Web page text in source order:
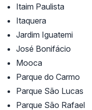
Itaim Paulista
Itaquera
Jardim Iguatemi
José Bonifácio
Mooca
Parque do Carmo
Parque São Lucas
Parque São Rafael